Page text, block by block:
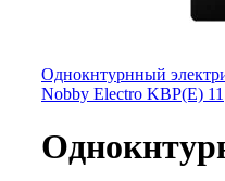
Однокнтурнный
Nobby Electro KBP(E) 11